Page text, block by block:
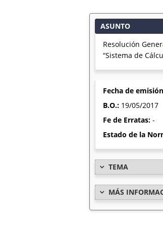
ASUNTO
Resolución
“Sistema de
Fecha de
B.O.: 19/05/2017
Fe de Erratas: -
Estado de la
TEMA
MÁS